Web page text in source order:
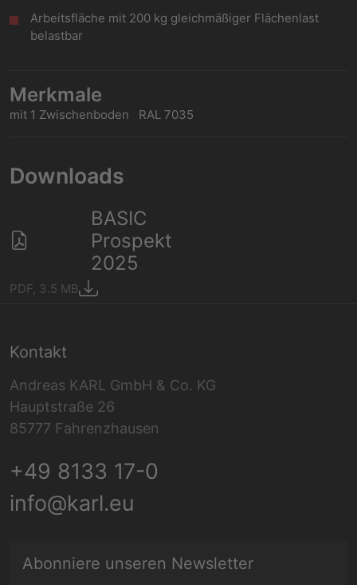
Arbeitsfläche mit 200 kg gleichmäßiger Flächenlast
belastbar
Merkmale
mit 1 Zwischenboden RAL 7035
Downloads
BASIC
Prospekt
2025
PDF, 3.5 MB
Kontakt
Andreas KARL GmbH & Co. KG
Hauptstraße 26
85777 Fahrenzhausen
+49 8133 17-0
info@karl.eu
Abonniere unseren Newsletter
E-Mail Adresse